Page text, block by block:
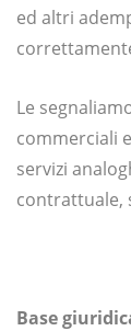
ed altri
Le
commerciali
servizi
contrattuale,
Base